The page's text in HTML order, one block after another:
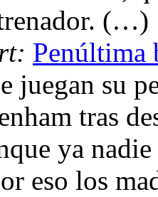
(…)
Penúltima
juegan su
tras
ya nadie
eso los